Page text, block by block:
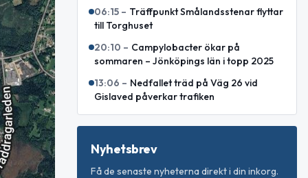
06:15 – Träffpunkt Smålandsstenar flyttar
till Torghuset
20:10 – Campylobacter ökar på
sommaren – Jönköpings län i topp 2025
13:06 – Nedfallet träd på Väg 26 vid
Gislaved påverkar trafiken
Nyhetsbrev
Få de senaste nyheterna direkt i din inkorg.